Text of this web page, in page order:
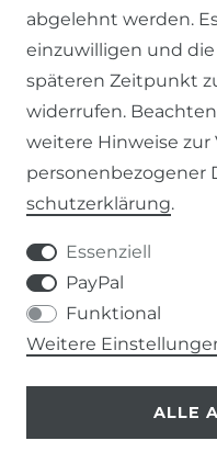
ZAHLUNG &
KONTAKT
VERTRAG
KONTAKT
+49 (0) 9453 /
info@despre.de
abgelehnt werden.
einzuwilligen und
späteren Zeitpunkt
widerrufen.
weitere Hinweise zur
personenbezogener
schutz­erklärung.
Essenziell
PayPal
Funktional
Weitere
ALLE